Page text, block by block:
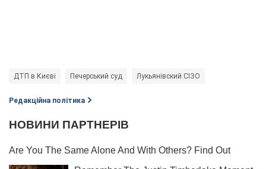
ДТП в Києві Печерський суд Лукьянівский СІЗО
Редакційна політика